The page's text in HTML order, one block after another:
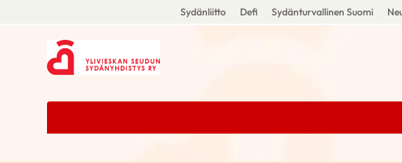
Sydänliitto Defi Sydänturvallinen Suomi